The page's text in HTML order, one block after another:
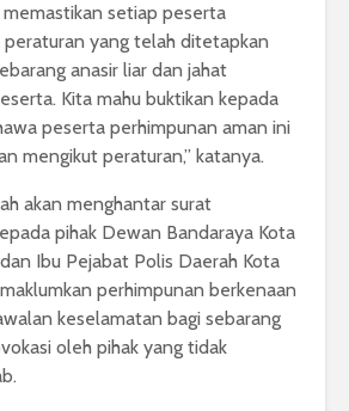
memastikan setiap peserta
peraturan yang telah ditetapkan
anasir liar dan jahat
Kita mahu buktikan kepada
peserta perhimpunan aman ini
mengikut peraturan,” katanya.
akan menghantar surat
pihak Dewan Bandaraya Kota
Ibu Pejabat Polis Daerah Kota
perhimpunan berkenaan
keselamatan bagi sebarang
oleh pihak yang tidak